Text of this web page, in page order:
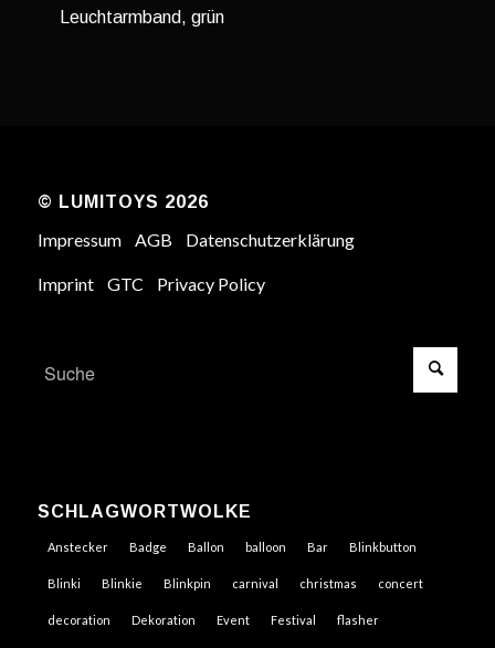
Leuchtarmband, grün
© LUMITOYS 2026
Impressum AGB Datenschutzerklärung
Imprint GTC Privacy Policy
SCHLAGWORTWOLKE
Anstecker Badge Ballon balloon Bar Blinkbutton
Blinki Blinkie Blinkpin carnival christmas concert
decoration Dekoration Event Festival flasher